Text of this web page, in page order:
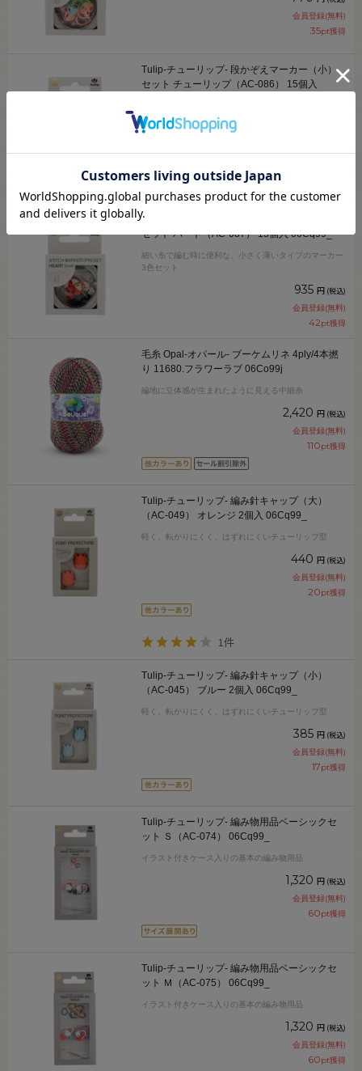
会員登録(無料)
35pt獲得
Tulip-チューリップ- 段かぞえマーカー（小）
セット チューリップ（AC-086） 15個入
細い糸で編む時に便利な、小さく薄いタイプのマーカー
3色セット
935 円(税込)
Tulip-チューリップ- 段かぞえマーカー（小）
セット ハート（AC-087） 15個入 06Cq99_
細い糸で編む時に便利な、小さく薄いタイプのマーカー
3色セット
935 円 (税込)
会員登録(無料)
42pt獲得
毛糸 Opal-オパール- ブーケムリネ 4ply/4本撚
り 11680.フラワーラブ 06Co99j
編地に立体感が生まれたように見える中細糸
2,420 円 (税込)
会員登録(無料)
110pt獲得
Tulip-チューリップ- 編み針キャップ（大）
（AC-049） オレンジ 2個入 06Cq99_
軽く、転がりにくく、はずれにくいチューリップ型
440 円 (税込)
会員登録(無料)
20pt獲得
1件
Tulip-チューリップ- 編み針キャップ（小）
（AC-045） ブルー 2個入 06Cq99_
軽く、転がりにくく、はずれにくいチューリップ型
385 円 (税込)
会員登録(無料)
17pt獲得
Tulip-チューリップ- 編み物用品ベーシックセ
ット Ｓ（AC-074） 06Cq99_
イラスト付きケース入りの基本の編み物用品
1,320 円 (税込)
会員登録(無料)
60pt獲得
Tulip-チューリップ- 編み物用品ベーシックセ
ット Ｍ（AC-075） 06Cq99_
イラスト付きケース入りの基本の編み物用品
1,320 円 (税込)
会員登録(無料)
60pt獲得